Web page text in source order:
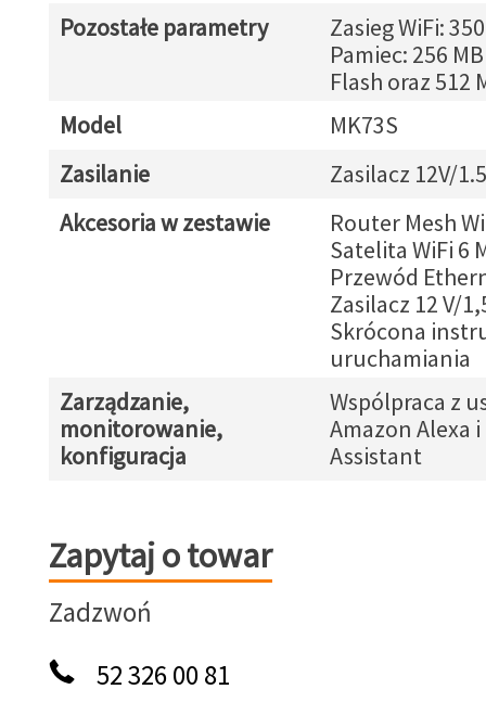
Pozostałe parametry
Zasieg WiFi:
Pamiec: 256
Flash oraz 512
Model
MK73S
Zasilanie
Zasilacz 12V/
Akcesoria w zestawie
Router Mesh
Satelita WiFi 6
Przewód
Zasilacz 12 V/
Skrócona
uruchamiania
Zarządzanie,
monitorowanie,
konfiguracja
Wspólpraca z
Amazon Alexa
Assistant
Zapytaj o towar
Zapytaj o towar
Zadzwoń
52 326 00 81